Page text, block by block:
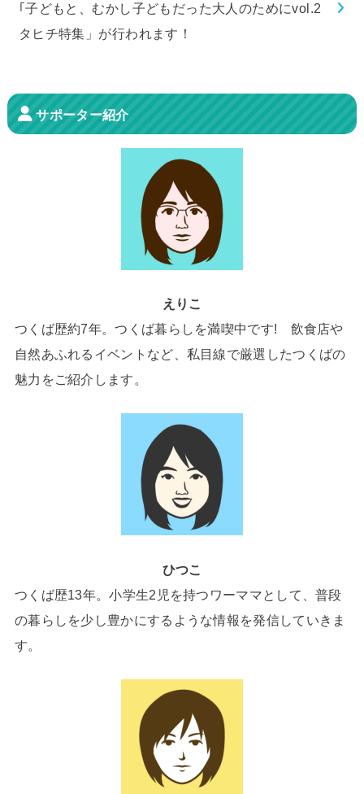
｢子どもと、むかし子どもだった大人のためにvol.2
タヒチ特集」が行われます！
サポーター紹介
えりこ
つくば歴約7年。つくば暮らしを満喫中です! 飲食店や
自然あふれるイベントなど、私目線で厳選したつくばの
魅力をご紹介します。
ひつこ
つくば歴13年。小学生2児を持つワーママとして、普段
の暮らしを少し豊かにするような情報を発信していきま
す。